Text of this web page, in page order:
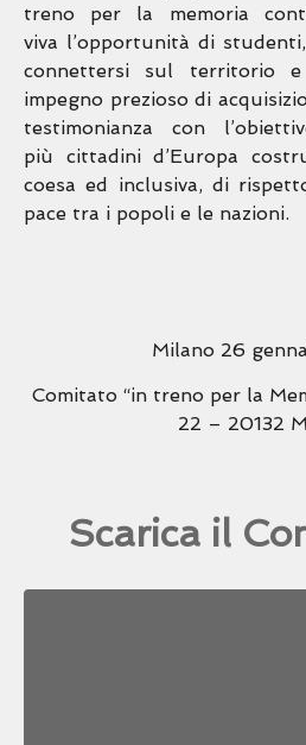
treno per la memoria
viva l’opportunità di
connettersi sul territorio
impegno prezioso di
testimonianza con
più cittadini d’Europa
coesa ed inclusiva, di
pace tra i popoli e le nazioni.
Milano 26
Comitato “in treno per la
22 – 20132
Scarica il